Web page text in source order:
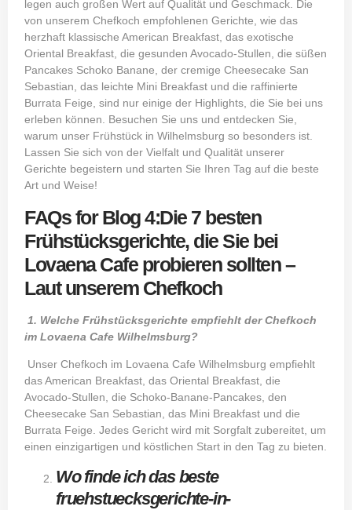
legen auch großen Wert auf Qualität und Geschmack. Die
von unserem Chefkoch empfohlenen Gerichte, wie das
herzhaft klassische American Breakfast, das exotische
Oriental Breakfast, die gesunden Avocado-Stullen, die süßen
Pancakes Schoko Banane, der cremige Cheesecake San
Sebastian, das leichte Mini Breakfast und die raffinierte
Burrata Feige, sind nur einige der Highlights, die Sie bei uns
erleben können. Besuchen Sie uns und entdecken Sie,
warum unser Frühstück in Wilhelmsburg so besonders ist.
Lassen Sie sich von der Vielfalt und Qualität unserer
Gerichte begeistern und starten Sie Ihren Tag auf die beste
Art und Weise!
FAQs for Blog 4:Die 7 besten
Frühstücksgerichte, die Sie bei
Lovaena Cafe probieren sollten –
Laut unserem Chefkoch
1. Welche Frühstücksgerichte empfiehlt der Chefkoch
im Lovaena Cafe Wilhelmsburg?
Unser Chefkoch im Lovaena Cafe Wilhelmsburg empfiehlt
das American Breakfast, das Oriental Breakfast, die
Avocado-Stullen, die Schoko-Banane-Pancakes, den
Cheesecake San Sebastian, das Mini Breakfast und die
Burrata Feige. Jedes Gericht wird mit Sorgfalt zubereitet, um
einen einzigartigen und köstlichen Start in den Tag zu bieten.
Wo finde ich das beste
fruehstuecksgerichte-in-